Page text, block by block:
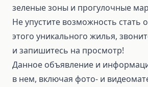
зеленые зоны и прогулочные
Не упустите возможность стать
этого уникального жилья,
и запишитесь на просмотр!
Данное объявление и
в нем, включая фото- и